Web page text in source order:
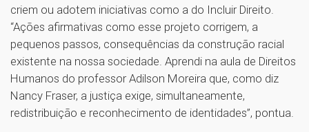
criem ou adotem iniciativas como a do Incluir Direito.
“Ações afirmativas como esse projeto corrigem, a
pequenos passos, consequências da construção racial
existente na nossa sociedade. Aprendi na aula de Direitos
Humanos do professor Adilson Moreira que, como diz
Nancy Fraser, a justiça exige, simultaneamente,
redistribuição e reconhecimento de identidades”, pontua.